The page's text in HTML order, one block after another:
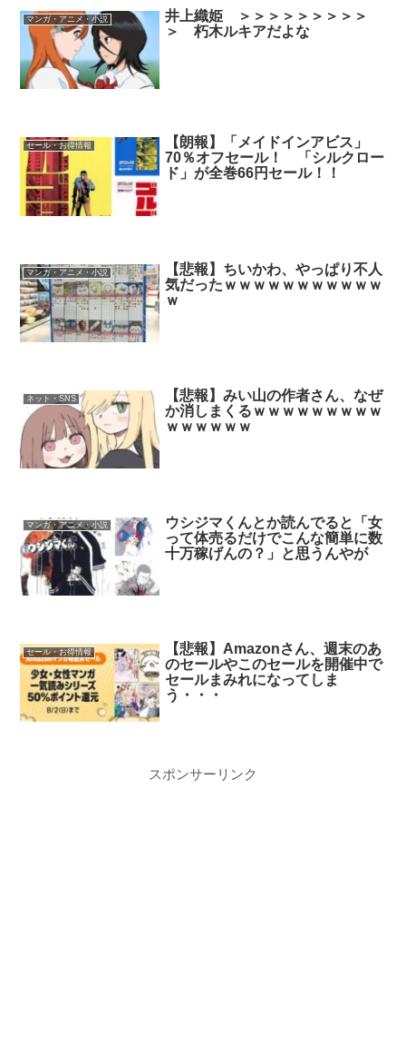
マンガ・アニメ・小説
井上織姫 ＞＞＞＞＞＞＞＞＞
＞ 朽木ルキアだよな
セール・お得情報
【朗報】「メイドインアビス」
70％オフセール！ 「シルクロー
ド」が全巻66円セール！！
マンガ・アニメ・小説
【悲報】ちいかわ、やっぱり不人
気だったｗｗｗｗｗｗｗｗｗｗｗ
ｗ
ネット・SNS
【悲報】みい山の作者さん、なぜ
か消しまくるｗｗｗｗｗｗｗｗｗ
ｗｗｗｗｗｗ
マンガ・アニメ・小説
ウシジマくんとか読んでると「女
って体売るだけでこんな簡単に数
十万稼げんの？」と思うんやが
セール・お得情報
【悲報】Amazonさん、週末のあ
のセールやこのセールを開催中で
セールまみれになってしま
う・・・
スポンサーリンク